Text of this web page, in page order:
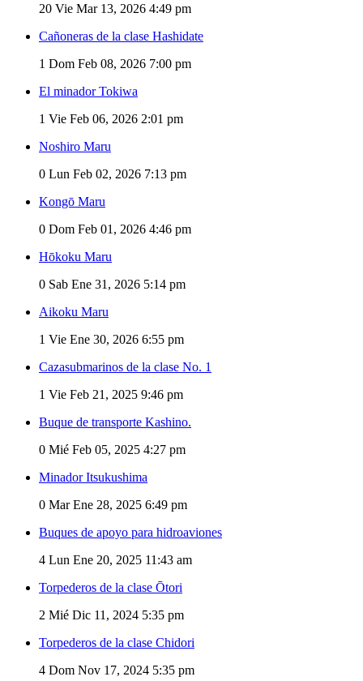
20 Vie Mar 13, 2026 4:49 pm
Cañoneras de la clase Hashidate
1 Dom Feb 08, 2026 7:00 pm
El minador Tokiwa
1 Vie Feb 06, 2026 2:01 pm
Noshiro Maru
0 Lun Feb 02, 2026 7:13 pm
Kongō Maru
0 Dom Feb 01, 2026 4:46 pm
Hōkoku Maru
0 Sab Ene 31, 2026 5:14 pm
Aikoku Maru
1 Vie Ene 30, 2026 6:55 pm
Cazasubmarinos de la clase No. 1
1 Vie Feb 21, 2025 9:46 pm
Buque de transporte Kashino.
0 Mié Feb 05, 2025 4:27 pm
Minador Itsukushima
0 Mar Ene 28, 2025 6:49 pm
Buques de apoyo para hidroaviones
4 Lun Ene 20, 2025 11:43 am
Torpederos de la clase Ōtori
2 Mié Dic 11, 2024 5:35 pm
Torpederos de la clase Chidori
4 Dom Nov 17, 2024 5:35 pm